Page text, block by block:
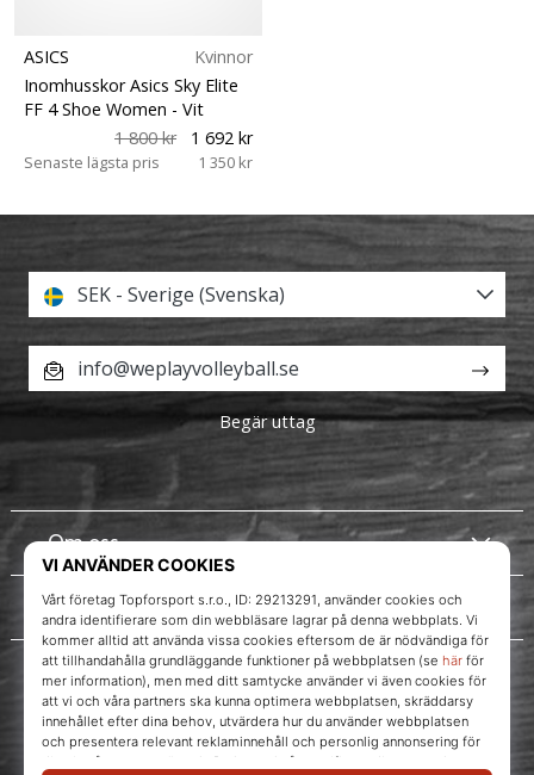
ASICS
Kvinnor
Inomhusskor Asics Sky Elite
FF 4 Shoe Women - Vit
1 800 kr
1 692 kr
Senaste lägsta pris 1 350 kr
Om oss
Kundtjänst
SEK - Sverige (Svenska)
info@weplayvolleyball.se
Begär uttag